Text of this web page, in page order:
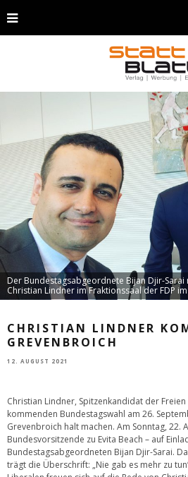
Der Bundestagsabgeordnete Bijan Djir-Sarai
Christian Lindner im Fraktionssaal der FDP
CHRISTIAN LINDNER
GREVENBROICH
12. AUGUST 2021
Christian Lindner, Spitzenkandidat der
kommenden Bundestagswahl am 26.
Grevenbroich halt machen. Am Sonntag, 22.
Bundesvorsitzende zu Evita Beach – auf
Bundestagsabgeordneten Bijan Djir-Sarai.
trägt die Überschrift: „Nie gab es mehr zu